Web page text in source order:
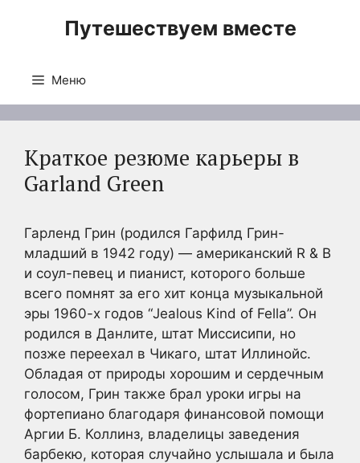
Путешествуем вместе
Меню
Краткое резюме карьеры в
Garland Green
Гарленд Грин (родился Гарфилд Грин-
младший в 1942 году) — американский R & B
и соул-певец и пианист, которого больше
всего помнят за его хит конца музыкальной
эры 1960-х годов “Jealous Kind of Fella”. Он
родился в Данлите, штат Миссисипи, но
позже переехал в Чикаго, штат Иллинойс.
Обладая от природы хорошим и сердечным
голосом, Грин также брал уроки игры на
фортепиано благодаря финансовой помощи
Аргии Б. Коллинз, владелицы заведения
барбекю, которая случайно услышала и была